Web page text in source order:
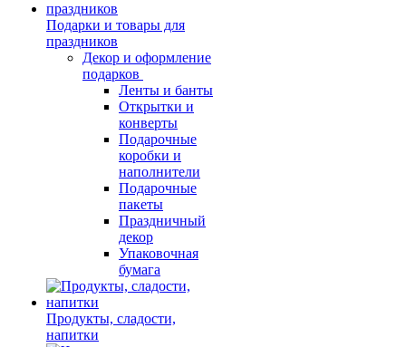
Подарки и товары для
праздников
Декор и оформление
подарков
Ленты и банты
Открытки и
конверты
Подарочные
коробки и
наполнители
Подарочные
пакеты
Праздничный
декор
Упаковочная
бумага
Продукты, сладости,
напитки